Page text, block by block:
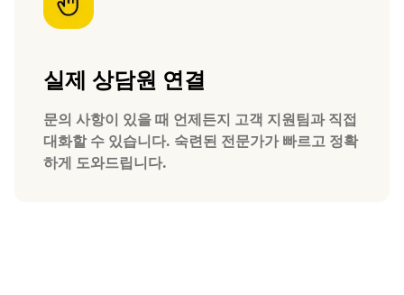
실제 상담원 연결
문의 사항이 있을 때 언제든지 고객 지원팀과 직접
대화할 수 있습니다. 숙련된 전문가가 빠르고 정확
하게 도와드립니다.